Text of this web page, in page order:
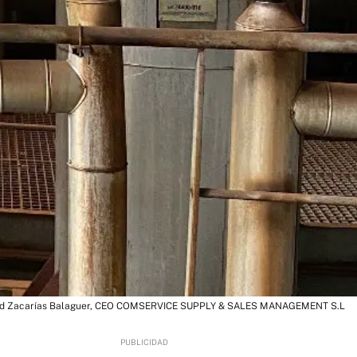
Zacarías Balaguer, CEO COMSERVICE SUPPLY & SALES MANAGEMENT S.L